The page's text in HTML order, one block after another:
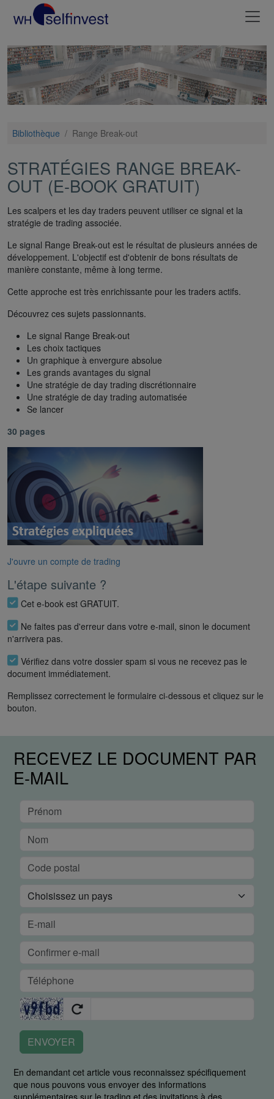
Bibliothèque / Range Break-out
STRATÉGIES RANGE BREAK-
OUT (E-BOOK GRATUIT)
Les scalpers et les day traders peuvent utiliser ce signal et la
stratégie de trading associée.
Le signal Range Break-out est le résultat de plusieurs années de
développement. L'objectif est d'obtenir de bons résultats de
manière constante, même à long terme.
Cette approche est très enrichissante pour les traders actifs.
Découvrez ces sujets passionnants.
Le signal Range Break-out
Les choix tactiques
Un graphique à envergure absolue
Les grands avantages du signal
Une stratégie de day trading discrétionnaire
Une stratégie de day trading automatisée
Se lancer
30 pages
J'ouvre un compte de trading
L'étape suivante ?
Cet e-book est GRATUIT.
Ne faites pas d'erreur dans votre e-mail, sinon le document
n'arrivera pas.
Vérifiez dans votre dossier spam si vous ne recevez pas le
document immédiatement.
Remplissez correctement le formulaire ci-dessous et cliquez sur le
bouton.
RECEVEZ LE DOCUMENT PAR
E-MAIL
ENVOYER
En demandant cet article vous reconnaissez spécifiquement
que nous pouvons vous envoyer des informations
supplémentaires sur le trading et des invitations à des